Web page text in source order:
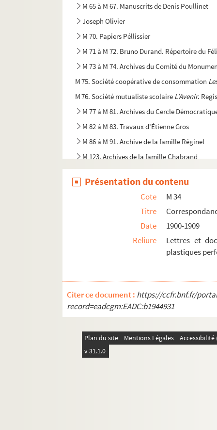
M 65 à M 67. Manuscrits de Denis Poullinet
Joseph Olivier
M 70. Papiers Péllissier
M 71 à M 72. Bruno Durand. Répertoire du
M 73 à M 74. Archives du Comité du
M 75. Société coopérative de consommation
M 76. Société mutualiste scolaire L'Avenir.
M 77 à M 81. Archives du Cercle
M 82 à M 83. Travaux d'Étienne Gros
M 86 à M 91. Archive de la famille Réginel
M 123. Archives de la famille Chabrand
M 127. Archives relatives aux fêtes du
M 155. Pierre Dupuy,Saint-Remy-de-Provence
M 158 à M 206. Archives de la menuiserie
M 207. Emile Fassin (1842-1922). Saint-
Présentation du contenu
Cote
M 34
Titre
Date
1900-1909
Reliure
Lettres et
plastiques
Citer ce document : https://ccfr.bnf.fr/
record=eadcgm:EADC:b1944931
Plan du site Mentions Légales
v 31.1.0